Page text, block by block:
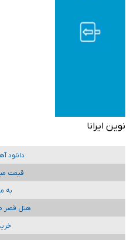
نوین ایرانا
دانلود
قیمت
به
هتل قصر